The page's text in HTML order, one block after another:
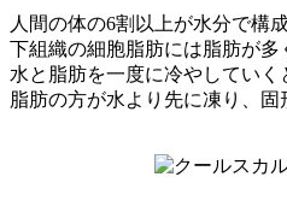
人間の体の6割以上が水分で構
下組織の細胞脂肪には脂肪が多
水と脂肪を一度に冷やしていく
脂肪の方が水より先に凍り、固